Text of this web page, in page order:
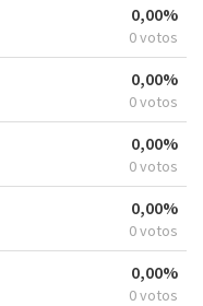
0,00%
0 votos
0,00%
0 votos
0,00%
0 votos
0,00%
0 votos
0,00%
0 votos